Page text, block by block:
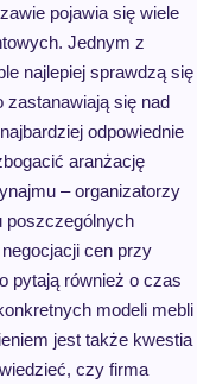
pojawia się wiele
Jednym z
najlepiej sprawdzą się
zastanawiają się nad
odpowiednie
aranżację
– organizatorzy
poszczególnych
cen przy
pytają również o czas
modeli mebli
jest także kwestia
czy firma